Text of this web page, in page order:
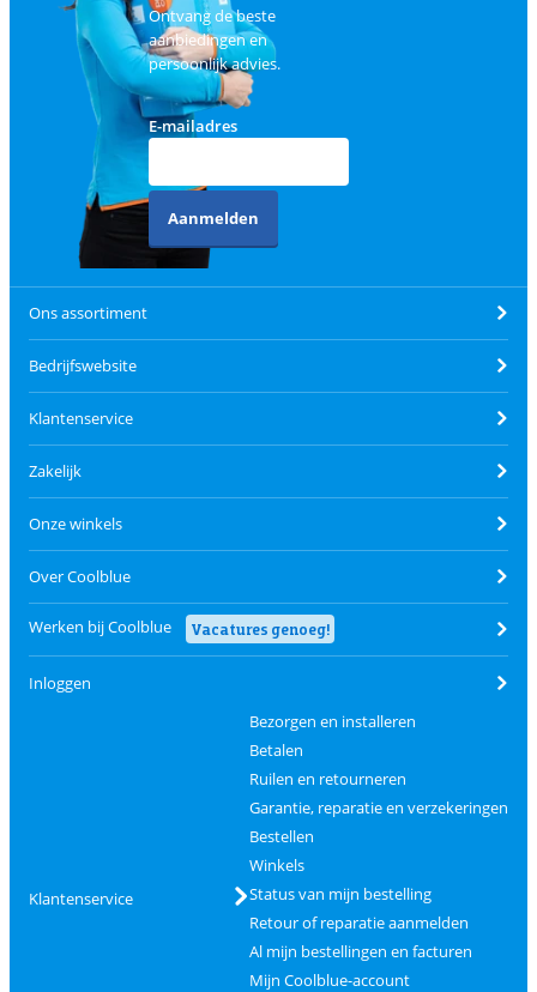
Ontvang de beste
aanbiedingen en
persoonlijk advies.
E-mailadres
Aanmelden
Ons assortiment
Bedrijfswebsite
Klantenservice
Zakelijk
Onze winkels
Over Coolblue
Werken bij Coolblue Vacatures genoeg!
Inloggen
Klantenservice
Bezorgen en installeren
Betalen
Ruilen en retourneren
Garantie, reparatie en verzekeringen
Bestellen
Winkels
Status van mijn bestelling
Retour of reparatie aanmelden
Al mijn bestellingen en facturen
Mijn Coolblue-account